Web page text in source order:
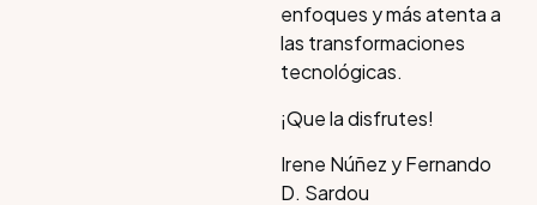
enfoques y más atenta a
las transformaciones
tecnológicas.
¡Que la disfrutes!
Irene Núñez y Fernando
D. Sardou